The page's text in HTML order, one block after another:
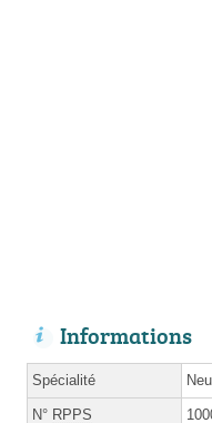
Informations
Spécialité
N° RPPS